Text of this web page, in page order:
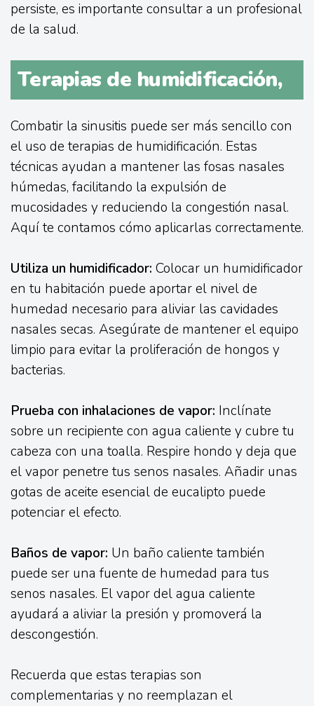
persiste, es importante consultar a un profesional
de la salud.
Terapias de humidificación,
Combatir la sinusitis puede ser más sencillo con
el uso de terapias de humidificación. Estas
técnicas ayudan a mantener las fosas nasales
húmedas, facilitando la expulsión de
mucosidades y reduciendo la congestión nasal.
Aquí te contamos cómo aplicarlas correctamente.
Utiliza un humidificador: Colocar un humidificador
en tu habitación puede aportar el nivel de
humedad necesario para aliviar las cavidades
nasales secas. Asegúrate de mantener el equipo
limpio para evitar la proliferación de hongos y
bacterias.
Prueba con inhalaciones de vapor: Inclínate
sobre un recipiente con agua caliente y cubre tu
cabeza con una toalla. Respire hondo y deja que
el vapor penetre tus senos nasales. Añadir unas
gotas de aceite esencial de eucalipto puede
potenciar el efecto.
Baños de vapor: Un baño caliente también
puede ser una fuente de humedad para tus
senos nasales. El vapor del agua caliente
ayudará a aliviar la presión y promoverá la
descongestión.
Recuerda que estas terapias son
complementarias y no reemplazan el